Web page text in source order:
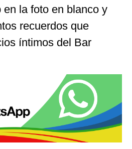
en la foto en blanco y
recuerdos que
íntimos del Bar